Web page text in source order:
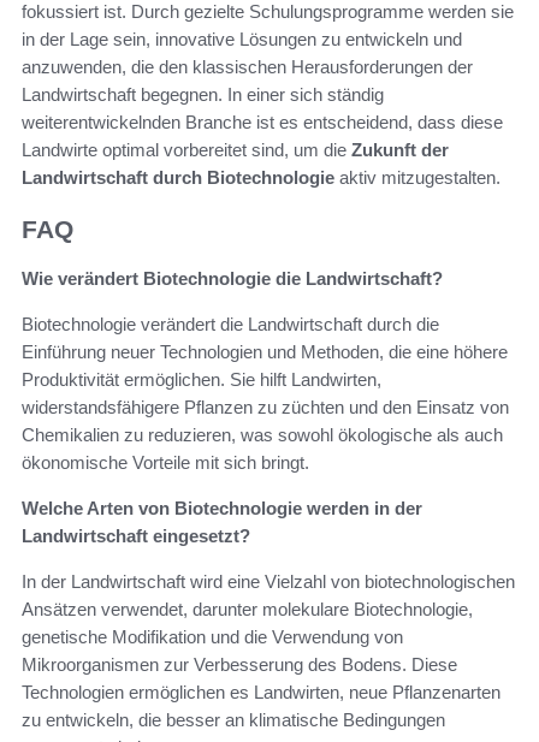
fokussiert ist. Durch gezielte Schulungsprogramme werden sie
in der Lage sein, innovative Lösungen zu entwickeln und
anzuwenden, die den klassischen Herausforderungen der
Landwirtschaft begegnen. In einer sich ständig
weiterentwickelnden Branche ist es entscheidend, dass diese
Landwirte optimal vorbereitet sind, um die Zukunft der
Landwirtschaft durch Biotechnologie aktiv mitzugestalten.
FAQ
Wie verändert Biotechnologie die Landwirtschaft?
Biotechnologie verändert die Landwirtschaft durch die
Einführung neuer Technologien und Methoden, die eine höhere
Produktivität ermöglichen. Sie hilft Landwirten,
widerstandsfähigere Pflanzen zu züchten und den Einsatz von
Chemikalien zu reduzieren, was sowohl ökologische als auch
ökonomische Vorteile mit sich bringt.
Welche Arten von Biotechnologie werden in der
Landwirtschaft eingesetzt?
In der Landwirtschaft wird eine Vielzahl von biotechnologischen
Ansätzen verwendet, darunter molekulare Biotechnologie,
genetische Modifikation und die Verwendung von
Mikroorganismen zur Verbesserung des Bodens. Diese
Technologien ermöglichen es Landwirten, neue Pflanzenarten
zu entwickeln, die besser an klimatische Bedingungen